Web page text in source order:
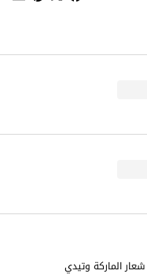
الماركة وتيدي